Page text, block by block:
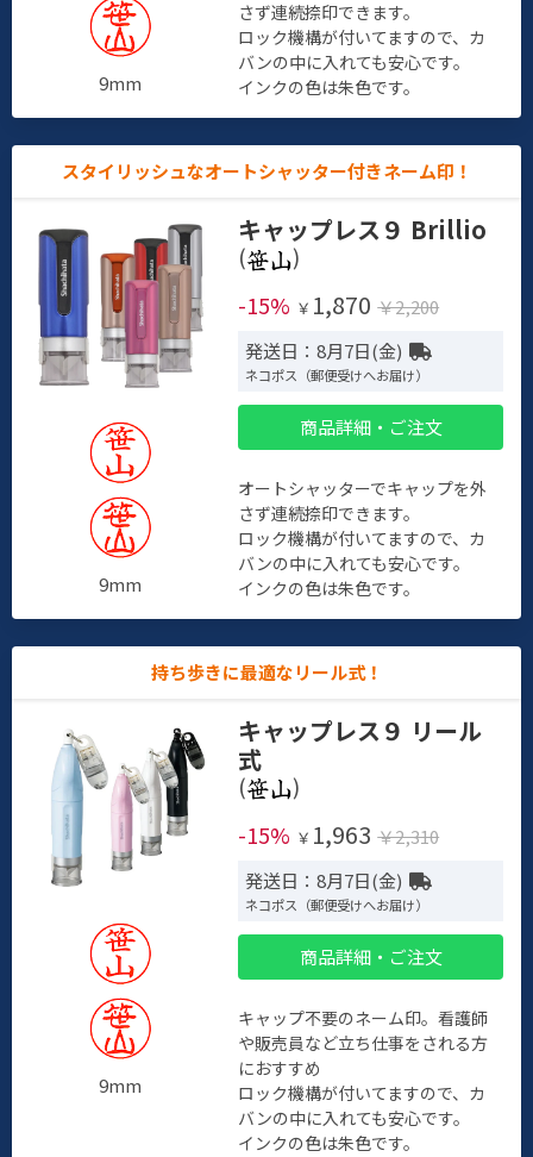
9mm
さず連続捺印できます。
ロック機構が付いてますので、カ
バンの中に入れても安心です。
インクの色は朱色です。
スタイリッシュなオートシャッター付きネーム印！
9mm
キャップレス９ Brillio
(
)
-15% ￥ 1,870 ￥2,200
発送日：8月7日(金)
ネコポス（郵便受けへお届け）
商品詳細・ご注文
オートシャッターでキャップを外
さず連続捺印できます。
ロック機構が付いてますので、カ
バンの中に入れても安心です。
インクの色は朱色です。
持ち歩きに最適なリール式！
9mm
キャップレス９ リール
式
(
)
-15% ￥ 1,963 ￥2,310
発送日：8月7日(金)
ネコポス（郵便受けへお届け）
商品詳細・ご注文
キャップ不要のネーム印。看護師
や販売員など立ち仕事をされる方
におすすめ
ロック機構が付いてますので、カ
バンの中に入れても安心です。
インクの色は朱色です。